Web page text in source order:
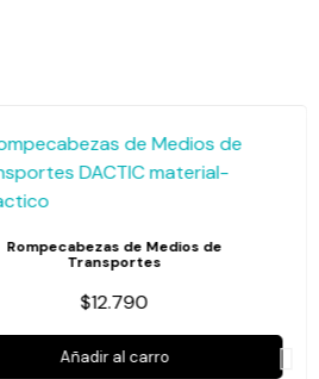
Rompecabezas de Medios de
Transportes
$12.790
Añadir al carro